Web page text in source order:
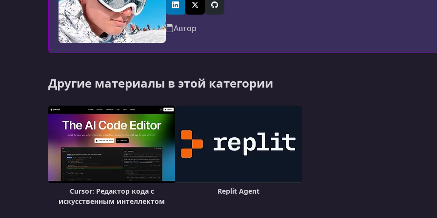
искусственного интеллекта.
LinkedInX (Twitter)GitHub
Автор
Другие материалы в этой категории
Cursor: Редактор кода с
искусственным интеллектом
Replit Agent